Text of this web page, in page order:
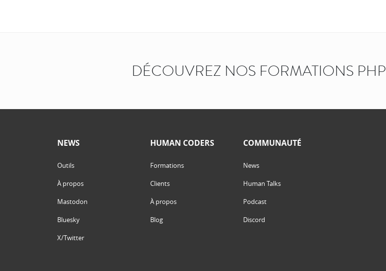
DÉCOUVREZ NOS FORMATIONS PHP
NEWS
Outils
À propos
Mastodon
Bluesky
X/Twitter
HUMAN CODERS
Formations
Clients
À propos
Blog
COMMUNAUTÉ
News
Human Talks
Podcast
Discord